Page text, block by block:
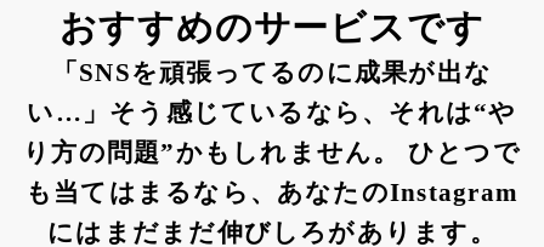
おすすめのサービスです
「SNSを頑張ってるのに成果が出な
い…」そう感じているなら、それは“や
り方の問題”かもしれません。 ひとつで
も当てはまるなら、あなたのInstagram
にはまだまだ伸びしろがあります。